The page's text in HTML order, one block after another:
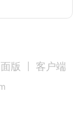
版 客户端